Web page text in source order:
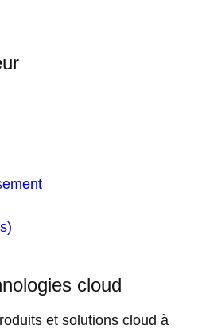
cloud
et solutions cloud à